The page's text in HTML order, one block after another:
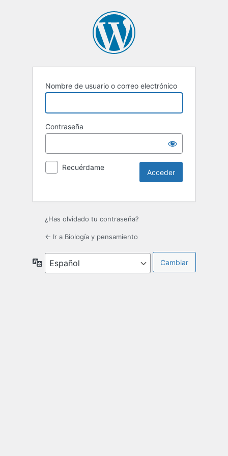
Nombre de usuario o correo electrónico
Contraseña
Recuérdame
¿Has olvidado tu contraseña?
← Ir a Biología y pensamiento
Idioma